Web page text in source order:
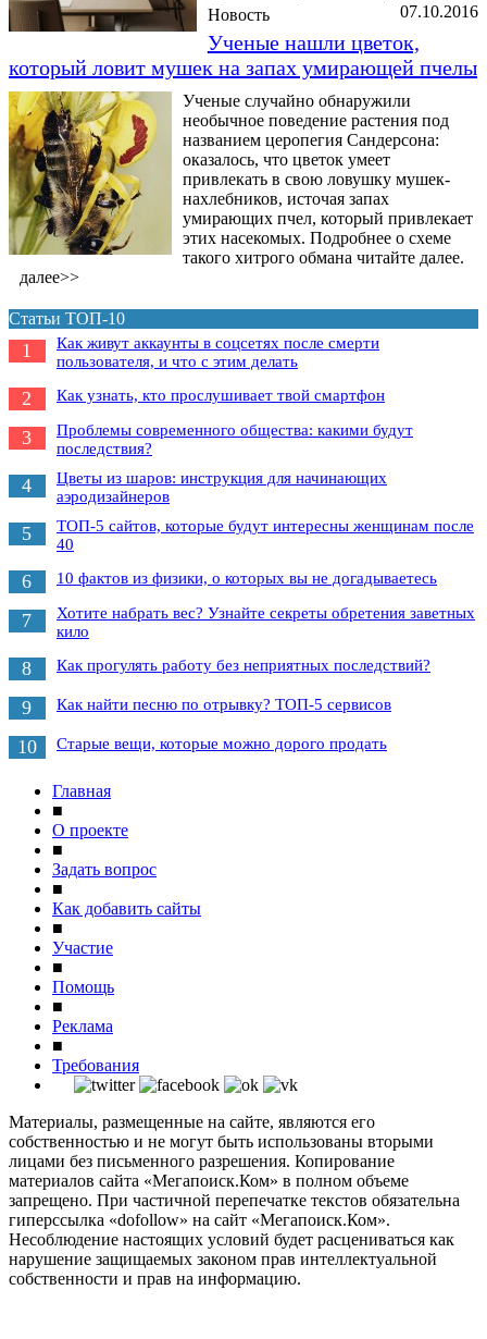
07.10.2016
Новость
Ученые нашли цветок,
который ловит мушек на запах умирающей пчелы
Ученые случайно обнаружили
необычное поведение растения под
названием церопегия Сандерсона:
оказалось, что цветок умеет
привлекать в свою ловушку мушек-
нахлебников, источая запах
умирающих пчел, который привлекает
этих насекомых. Подробнее о схеме
такого хитрого обмана читайте далее.
далее>>
Статьи ТОП-10
1
Как живут аккаунты в соцсетях после смерти
пользователя, и что с этим делать
2 Как узнать, кто прослушивает твой смартфон
3
Проблемы современного общества: какими будут
последствия?
4
Цветы из шаров: инструкция для начинающих
аэродизайнеров
5
ТОП-5 сайтов, которые будут интересны женщинам после
40
6 10 фактов из физики, о которых вы не догадываетесь
7
Хотите набрать вес? Узнайте секреты обретения заветных
кило
8 Как прогулять работу без неприятных последствий?
9 Как найти песню по отрывку? ТОП-5 сервисов
10 Старые вещи, которые можно дорого продать
Главная
■
О проекте
■
Задать вопрос
■
Как добавить сайты
■
Участие
■
Помощь
■
Реклама
■
Требования
Материалы, размещенные на сайте, являются его
собственностью и не могут быть использованы вторыми
лицами без письменного разрешения. Копирование
материалов сайта «Мегапоиск.Ком» в полном объеме
запрещено. При частичной перепечатке текстов обязательна
гиперссылка «dofollow» на сайт «Мегапоиск.Ком».
Несоблюдение настоящих условий будет расцениваться как
нарушение защищаемых законом прав интеллектуальной
собственности и прав на информацию.